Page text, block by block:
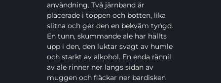
användning. Två järnband är
placerade i toppen och botten, lika
slitna och ger den en bekväm tyngd.
En tunn, skummande ale har hällts
upp i den, den luktar svagt av humle
och starkt av alkohol. En enda rännil
av ale rinner ner längs sidan av
muggen och fläckar ner bardisken